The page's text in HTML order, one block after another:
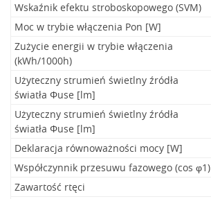
Wskaźnik efektu stroboskopowego (SVM)
Moc w trybie włączenia Pon [W]
Zużycie energii w trybie włączenia
(kWh/1000h)
Użyteczny strumień świetlny źródła
światła Φuse [lm]
Użyteczny strumień świetlny źródła
światła Φuse [lm]
Deklaracja równoważności mocy [W]
Współczynnik przesuwu fazowego (cos φ1)
Zawartość rtęci